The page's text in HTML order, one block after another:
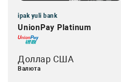
ipak yuli bank
UnionPay Platinum
Доллар США
Валюта